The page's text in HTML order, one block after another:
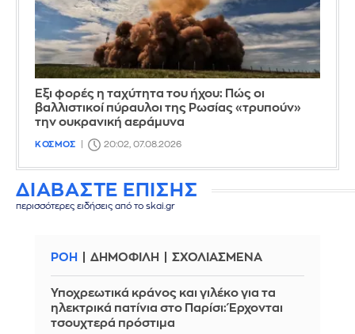
Έξι φορές η ταχύτητα του ήχου: Πώς οι
βαλλιστικοί πύραυλοι της Ρωσίας «τρυπούν»
την ουκρανική αεράμυνα
ΚΟΣΜΟΣ 20:02, 07.08.2026
ΔΙΑΒΑΣΤΕ ΕΠΙΣΗΣ
περισσότερες ειδήσεις από το skai.gr
ΡΟΗ ΔΗΜΟΦΙΛΗ ΣΧΟΛΙΑΣΜΕΝΑ
Υποχρεωτικά κράνος και γιλέκο για τα
ηλεκτρικά πατίνια στο Παρίσι: Έρχονται
τσουχτερά πρόστιμα